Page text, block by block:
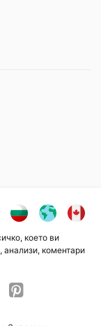
което ви
анализи, коментари